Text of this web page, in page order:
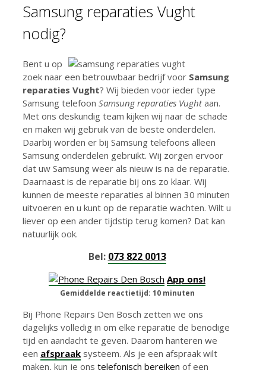
Samsung reparaties Vught
nodig?
Bent u op
zoek naar een betrouwbaar bedrijf voor Samsung
reparaties Vught? Wij bieden voor ieder type
Samsung telefoon Samsung reparaties Vughtaan.
Met ons deskundig team kijken wij naar de schade
en maken wij gebruik van de beste onderdelen.
Daarbij worden er bij Samsung telefoons alleen
Samsung onderdelen gebruikt. Wij zorgen ervoor
dat uw Samsung weer als nieuw is na de reparatie.
Daarnaast is de reparatie bij ons zo klaar. Wij
kunnen de meeste reparaties al binnen 30 minuten
uitvoeren en u kunt op de reparatie wachten. Wilt u
liever op een ander tijdstip terug komen? Dat kan
natuurlijk ook.
Bel: 073 822 0013
App ons!
Gemiddelde reactietijd: 10 minuten
Bij Phone Repairs Den Bosch zetten we ons
dagelijks volledig in om elke reparatie de benodige
tijd en aandacht te geven. Daarom hanteren we
een afspraak systeem. Als je een afspraak wilt
maken, kun je ons telefonisch bereiken of een